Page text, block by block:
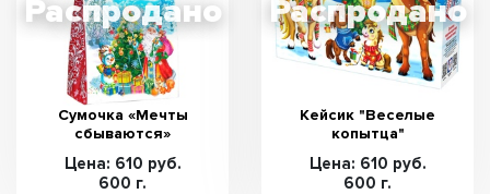
Сумочка «Мечты
сбываются»
Цена: 610 руб.
600 г.
Кейсик "Веселые
копытца"
Цена: 610 руб.
600 г.